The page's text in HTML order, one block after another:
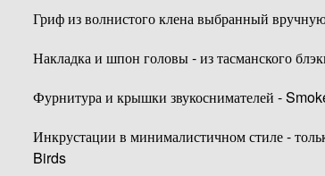
Гриф из волнистого клена выбранный
Накладка и шпон головы - из тасманского
Фурнитура и крышки звукоснимателей -
Инкрустации в минималистичном стиле -
Birds